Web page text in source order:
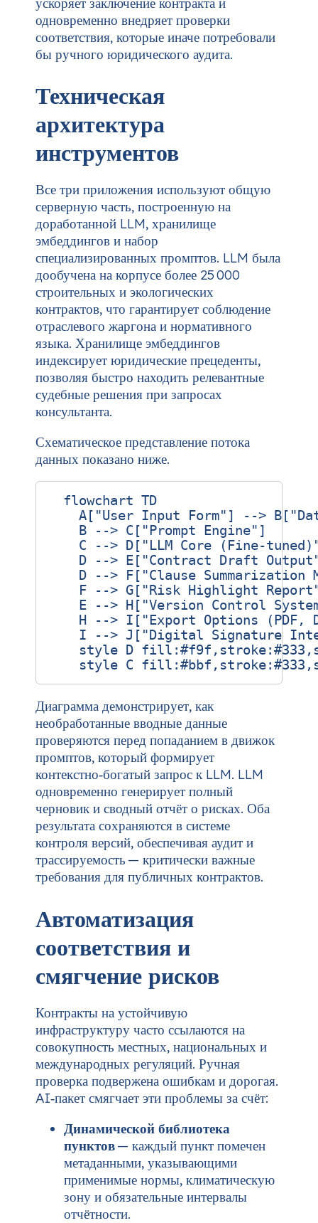
одновременно внедряет проверки
соответствия, которые иначе потребовали
бы ручного юридического аудита.
Техническая
архитектура
инструментов
Все три приложения используют общую
серверную часть, построенную на
доработанной LLM, хранилище
эмбеддингов и набор
специализированных промптов. LLM была
дообучена на корпусе более 25 000
строительных и экологических
контрактов, что гарантирует соблюдение
отраслевого жаргона и нормативного
языка. Хранилище эмбеддингов
индексирует юридические прецеденты,
позволяя быстро находить релевантные
судебные решения при запросах
консультанта.
Схематическое представление потока
данных показано ниже.
  flowchart TD
A["User Input Form"] -->
    B --> C["Prompt Engine"]
C --> D["LLM Core
D --> E["Contract Draft
D --> F["Clause Summarization
F --> G["Risk Highlight
E --> H["Version Control
H --> I["Export Options (PDF,
I --> J["Digital Signature
style D
Диаграмма демонстрирует, как
необработанные вводные данные
проверяются перед попаданием в движок
промптов, который формирует
контекстно‑богатый запрос к LLM. LLM
одновременно генерирует полный
черновик и сводный отчёт о рисках. Оба
результата сохраняются в системе
контроля версий, обеспечивая аудит и
трассируемость — критически важные
требования для публичных контрактов.
Автоматизация
соответствия и
смягчение рисков
Контракты на устойчивую
инфраструктуру часто ссылаются на
совокупность местных, национальных и
международных регуляций. Ручная
проверка подвержена ошибкам и дорогая.
AI‑пакет смягчает эти проблемы за счёт:
Динамической библиотека
пунктов— каждый пункт помечен
метаданными, указывающими
применимые нормы, климатическую
зону и обязательные интервалы
отчётности.